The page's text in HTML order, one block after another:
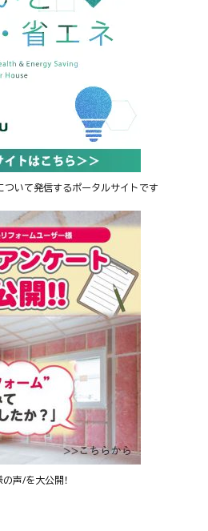
ついて発信するポータルサイトです
声/を大公開！